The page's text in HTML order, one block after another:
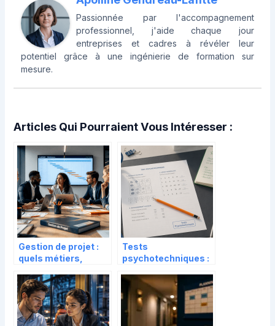
Passionnée par l'accompagnement
professionnel, j'aide chaque jour
entreprises et cadres à révéler leur
potentiel grâce à une ingénierie de formation sur
mesure.
Articles Qui Pourraient Vous Intéresser :
Gestion de projet :
quels métiers,
compétences et
quelle rémunération
?
Tests
psychotechniques :
et 4 méthodes pour
dompter la logique